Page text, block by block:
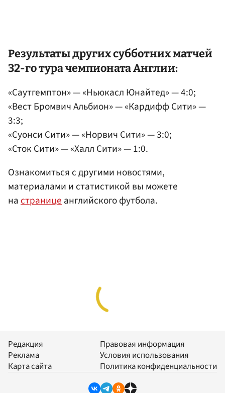
Результаты других субботних матчей
32-го тура чемпионата Англии:
«Саутгемптон» — «Ньюкасл Юнайтед» — 4:0;
«Вест Бромвич Альбион» — «Кардифф Сити» —
3:3;
«Суонси Сити» — «Норвич Сити» — 3:0;
«Сток Сити» — «Халл Сити» — 1:0.
Ознакомиться с другими новостями,
материалами и статистикой вы можете
настраницеанглийского футбола.
Редакция
Реклама
Карта сайта
Правовая информация
Условия использования
Политика конфиденциальности